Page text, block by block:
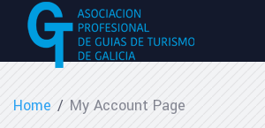
Home / My Account Page